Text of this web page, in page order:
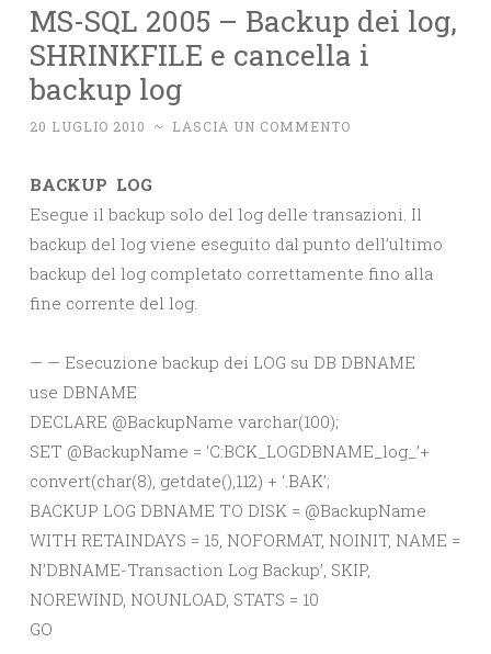
MS-SQL 2005 – Backup dei log,
SHRINKFILE e cancella i
backup log
20 LUGLIO 2010 ~ LASCIA UN COMMENTO
BACKUP LOG
Esegue il backup solo del log delle transazioni. Il
backup del log viene eseguito dal punto dell’ultimo
backup del log completato correttamente fino alla
fine corrente del log.
— — Esecuzione backup dei LOG su DB DBNAME
use DBNAME
DECLARE @BackupName varchar(100);
SET @BackupName = ‘C:BCK_LOGDBNAME_log_’+
convert(char(8), getdate(),112) + ‘.BAK’;
BACKUP LOG DBNAME TO DISK = @BackupName
WITH RETAINDAYS = 15, NOFORMAT, NOINIT, NAME =
N’DBNAME-Transaction Log Backup’, SKIP,
NOREWIND, NOUNLOAD, STATS = 10
GO